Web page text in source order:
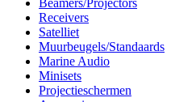
Beamers/Projectors
Receivers
Satelliet
Muurbeugels/Standaards
Marine Audio
Minisets
Projectieschermen